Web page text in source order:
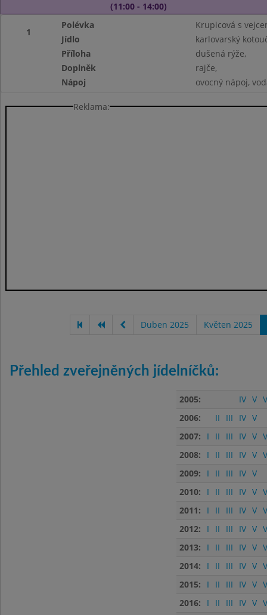
(11:00 - 14:00)
1
Polévka
Krupicová s
Jídlo
karlovarský
Příloha
dušená rýže,
Doplněk
rajče,
Nápoj
ovocný nápoj,
Reklama:
Duben 2025 Květen 2025
Přehled zveřejněných jídelníčků:
2005: IV V
2006:
II III IV V
2007:
I II III IV V
2008:
I II III IV V
2009:
I II III IV V
2010:
I II III IV V
2011:
I II III IV V
2012:
I II III IV V
2013:
I II III IV V
2014:
I II III IV V
2015:
I II III IV V
2016:
I II III IV V